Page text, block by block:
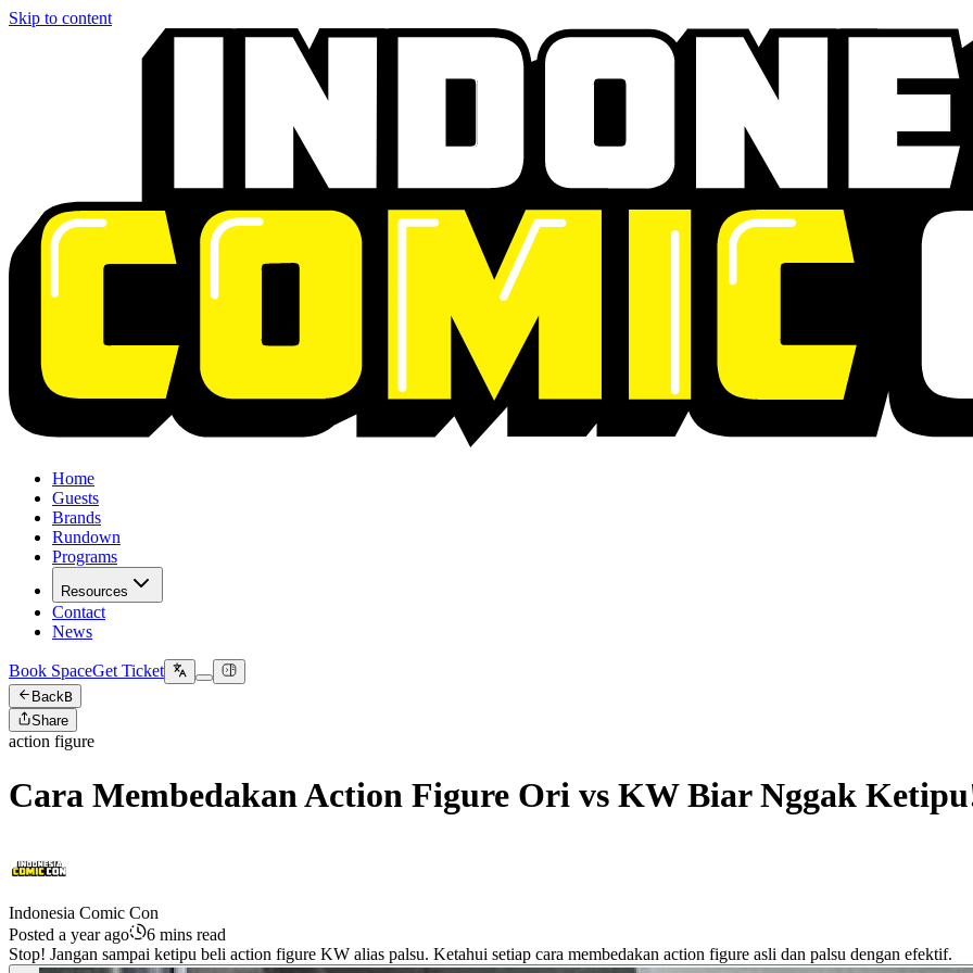
Skip to content
Home
Guests
Brands
Rundown
Programs
Resources
Contact
News
Book SpaceGet Ticket
BackB
Share
action figure
Cara Membedakan Action Figure Ori vs KW Biar Nggak
Indonesia Comic Con
Posted a year ago
6 mins read
Stop! Jangan sampai ketipu beli action figure KW alias palsu. Ketahui setiap cara membedakan action figure asli dan palsu dengan efektif.